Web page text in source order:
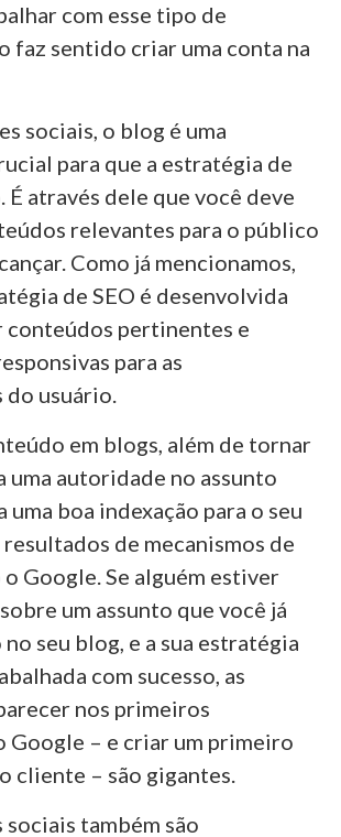
com esse tipo de
faz sentido criar uma conta na
sociais, o blog é uma
para que a estratégia de
É através dele que você deve
relevantes para o público
Como já mencionamos,
de SEO é desenvolvida
conteúdos pertinentes e
para as
do usuário.
em blogs, além de tornar
uma autoridade no assunto
boa indexação para o seu
de mecanismos de
o Google. Se alguém estiver
um assunto que você já
seu blog, e a sua estratégia
com sucesso, as
nos primeiros
Google – e criar um primeiro
cliente – são gigantes.
sociais também são